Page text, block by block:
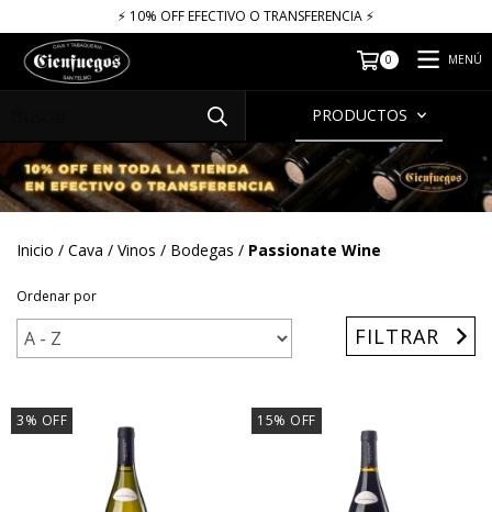
⚡​​​ 10% OFF EFECTIVO O TRANSFERENCIA ⚡​
0 MENÚ
PRODUCTOS
Inicio / Cava / Vinos / Bodegas / Passionate Wine
Ordenar por
FILTRAR
3% OFF 15% OFF